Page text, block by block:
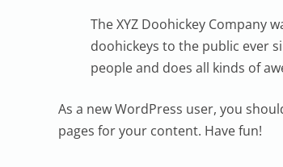
The XYZ Doohickey Company
doohickeys to the public ever
people and does all kinds of
As a new WordPress user, you
pages for your content. Have fun!